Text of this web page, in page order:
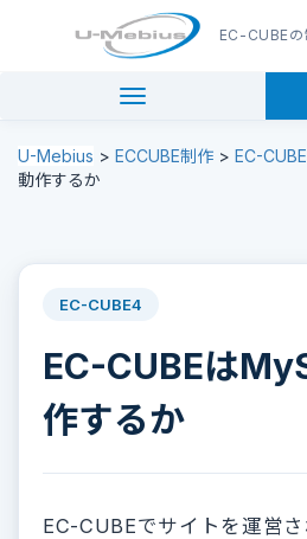
EC-CUBE
navigation
U-Mebius > ECCUBE制作 > EC-
動作するか
EC-CUBE4
EC-CUBEは
作するか
EC-CUBEでサイトを運営